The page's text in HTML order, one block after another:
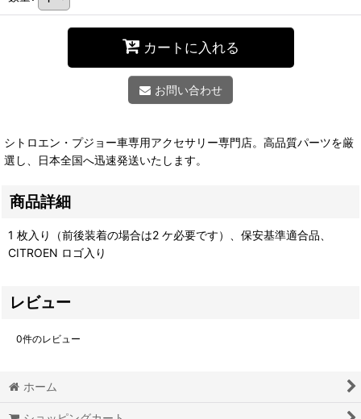
カートに入れる
お問い合わせ
シトロエン・プジョー車専用アクセサリー専門店。高品質パーツを厳
選し、日本全国へ迅速発送いたします。
商品詳細
1 枚入り（前後装着の場合は2 ケ必要です）、保安基準適合品、
CITROEN ロゴ入り
レビュー
0件のレビュー
ホーム